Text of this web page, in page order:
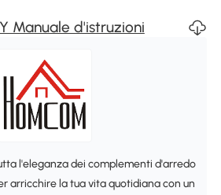
Manuale d'istruzioni
l'eleganza dei complementi d'arredo
arricchire la tua vita quotidiana con un